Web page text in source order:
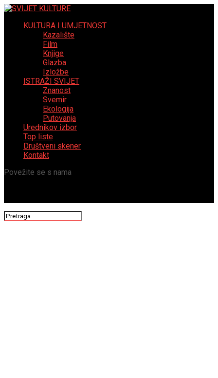
KULTURA I UMJETNOST
Kazalište
Film
Knjige
Glazba
Izložbe
ISTRAŽI SVIJET
Znanost
Svemir
Ekologija
Putovanja
Urednikov izbor
Top liste
Društveni skener
Kontakt
Povežite se s nama